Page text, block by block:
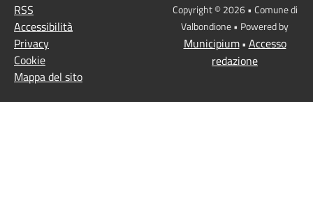
RSS
Accessibilità
Privacy
Cookie
Mappa del sito
Copyright © 2026 • Comune di
Valbondione • Powered by
Municipium• Accesso
redazione